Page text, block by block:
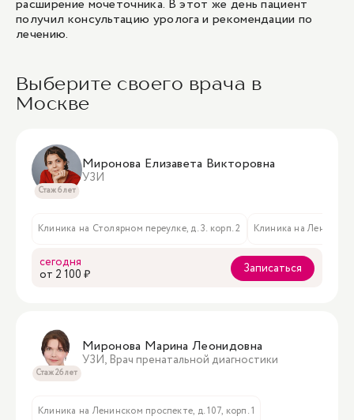
расширение мочеточника. В этот же день пациент
получил консультацию уролога и рекомендации по
лечению.
Выберите своего врача в
Москве
Стаж 6 лет
Миронова Елизавета Викторовна
УЗИ
Клиника на Столярном переулке, д. 3. корп. 2 Клиника на
сегодня
oт 2 100 ₽
Записаться
Стаж 26 лет
Миронова Марина Леонидовна
УЗИ, Врач пренатальной диагностики
Клиника на Ленинском проспекте, д. 107, корп. 1